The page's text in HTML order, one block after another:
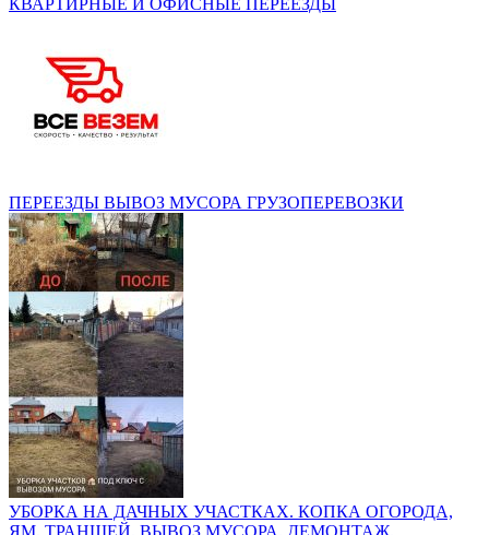
КВАРТИРНЫЕ И ОФИСНЫЕ ПЕРЕЕЗДЫ
ПЕРЕЕЗДЫ ВЫВОЗ МУСОРА ГРУЗОПЕРЕВОЗКИ
УБОРКА НА ДАЧНЫХ УЧАСТКАХ. КОПКА ОГОРОДА,
ЯМ, ТРАНШЕЙ. ВЫВОЗ МУСОРА. ДЕМОНТАЖ.